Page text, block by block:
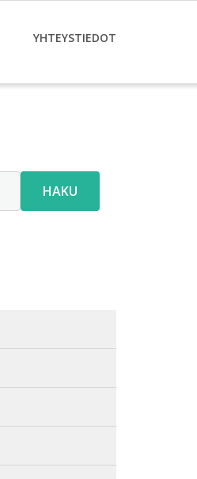
YHTEYSTIEDOT
HAKU